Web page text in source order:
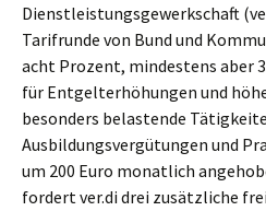
Dienstleistungsgewerkschaft
Tarifrunde von Bund und
acht Prozent, mindestens aber
für Entgelterhöhungen und
besonders belastende
Ausbildungsvergütungen und
um 200 Euro monatlich
fordert ver.di drei zusätzliche